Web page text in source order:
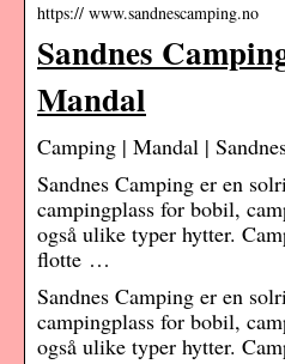
https:// www.sandnescamping.no
Sandnes
Mandal
Camping | Mandal |
Sandnes Camping er en
campingplass for bobil,
også ulike typer hytter.
flotte …
Sandnes Camping er en
campingplass for bobil,
også ulike typer hytter.